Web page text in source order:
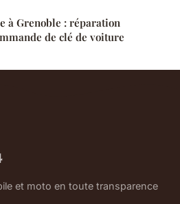
à Grenoble : réparation
de clé de voiture
et moto en toute transparence